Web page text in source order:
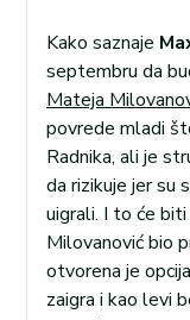
Kako saznaje
septembru da
Mateja
povrede mladi
Radnika, ali je
da rizikuje jer su
uigrali. I to će
Milovanović bio
otvorena je
zaigra i kao levi